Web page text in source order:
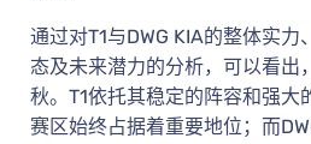
通过对T1与DWG KIA的整体实
态及未来潜力的分析，可以看出
秋。T1依托其稳定的阵容和强大
赛区始终占据着重要地位；而